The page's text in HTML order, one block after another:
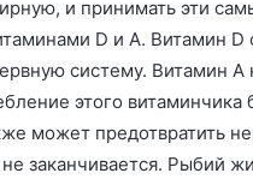
и принимать эти
D и А. Витамин
систему. Витамин А
этого
может предотвратить
заканчивается. Рыбий